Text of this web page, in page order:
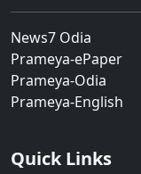
News7 Odia
Prameya-ePaper
Prameya-Odia
Prameya-English
Quick Links